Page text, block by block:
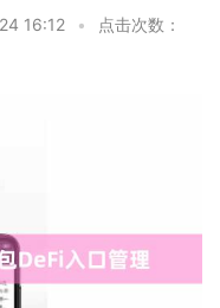
16:12 •
点击次数：